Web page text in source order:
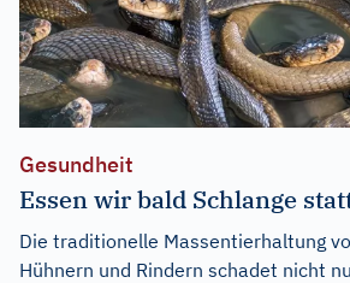
Gesundheit
Essen wir bald Schlange
Die traditionelle Massentierhaltung
Hühnern und Rindern schadet nicht